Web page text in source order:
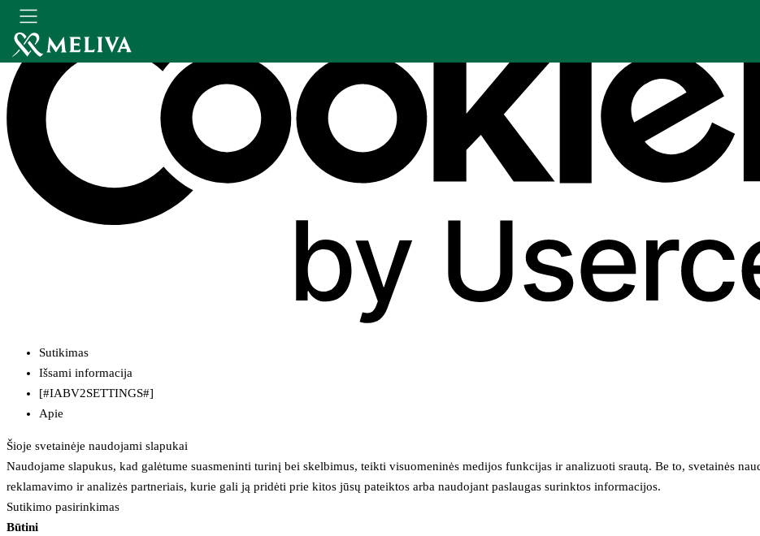
Sutikimas
Išsami informacija
[#IABV2SETTINGS#]
Apie
Šioje svetainėje naudojami slapukai
Naudojame slapukus, kad galėtume suasmeninti turinį bei skelbimus, teikti visuomeninės medijos funkcijas ir analizuoti srautą. Be to, svetainės
reklamavimo ir analizės partneriais, kurie gali ją pridėti prie kitos jūsų pateiktos arba naudojant paslaugas surinktos informacijos.
Sutikimo pasirinkimas
Būtini